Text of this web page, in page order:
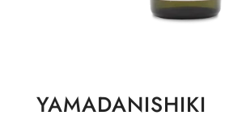
YAMADANISHIKI